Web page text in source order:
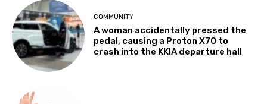
COMMUNITY
A woman accidentally pressed the
pedal, causing a Proton X70 to
crash into the KKIA departure hall